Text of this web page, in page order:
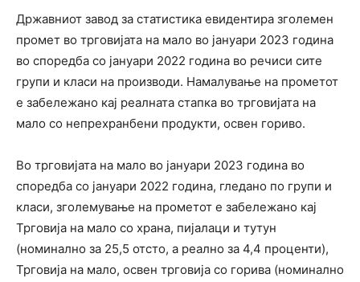
Државниот завод за статистика евидентира зголемен
промет во трговијата на мало во јануари 2023 година
во споредба со јануари 2022 година во речиси сите
групи и класи на производи. Намалување на прометот
е забележано кај реалната стапка во трговијата на
мало со непрехранбени продукти, освен гориво.
Во трговијата на мало во јануари 2023 година во
споредба со јануари 2022 година, гледано по групи и
класи, зголемување на прометот е забележано кај
Трговија на мало со храна, пијалаци и тутун
(номинално за 25,5 отсто, а реално за 4,4 проценти),
Трговија на мало, освен трговија со горива (номинално